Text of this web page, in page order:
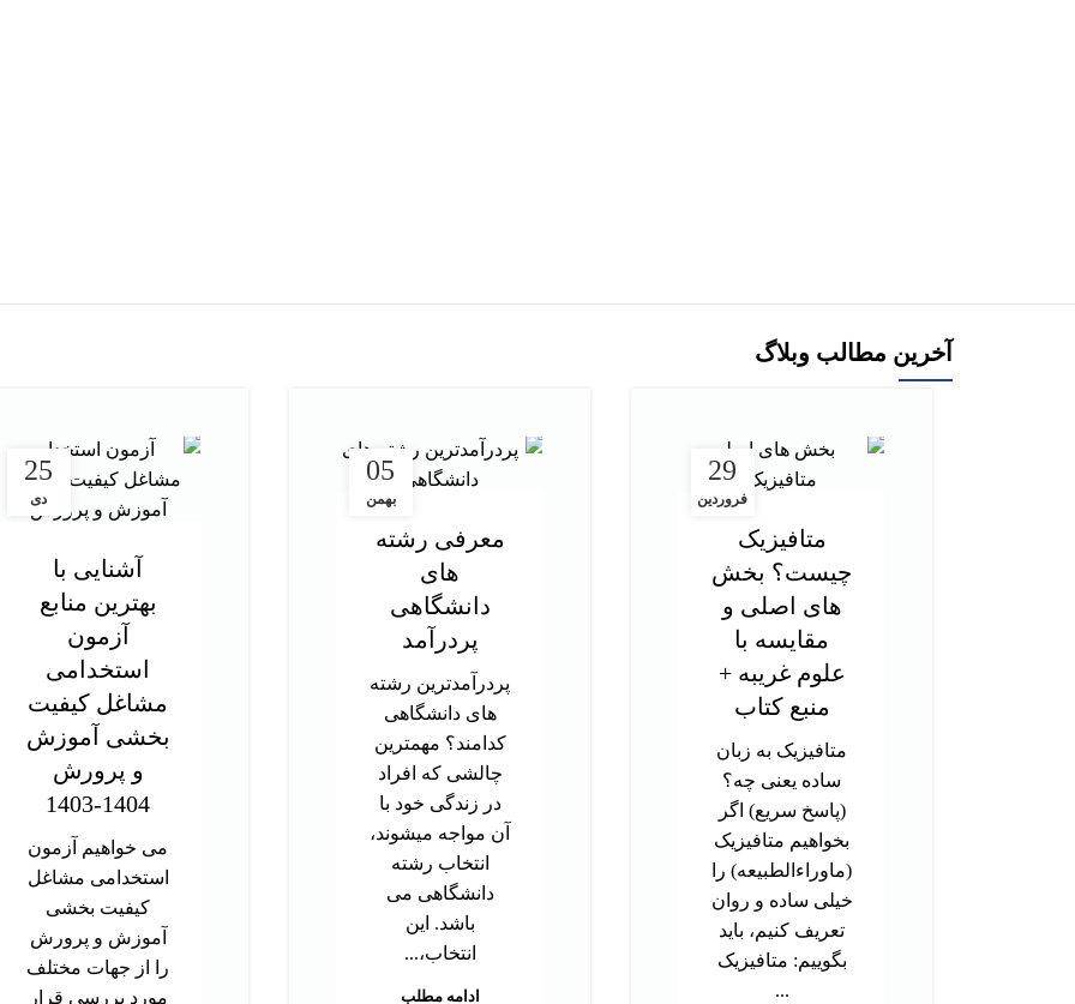
آخرین مطالب وبلاگ
29
فروردین
متافیزیک
چیست؟ بخش
های اصلی و
مقایسه با
علوم غریبه +
منبع کتاب
متافیزیک به زبان
ساده یعنی چه؟
(پاسخ سریع) اگر
بخواهیم متافیزیک
(ماوراءالطبیعه) را
خیلی ساده و روان
تعریف کنیم، باید
بگوییم: متافیزیک
...
05
بهمن
معرفی رشته
های
دانشگاهی
پردرآمد
پردرآمدترین رشته
های دانشگاهی
کدامند؟ مهمترین
چالشی که افراد
در زندگی خود با
آن مواجه میشوند،
انتخاب رشته
دانشگاهی می
باشد. این
انتخاب،...
ادامه مطلب
25
دی
آشنایی با
بهترین منابع
آزمون
استخدامی
مشاغل کیفیت
بخشی آموزش
و پرورش
1404-1403
می خواهیم آزمون
استخدامی مشاغل
کیفیت بخشی
آموزش و پرورش
را از جهات مختلف
مورد بررسی قرار